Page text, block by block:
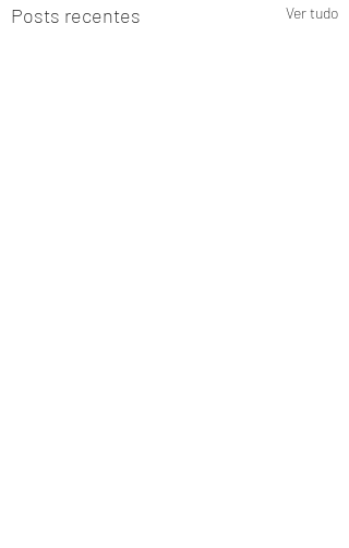
Posts recentes Ver tudo